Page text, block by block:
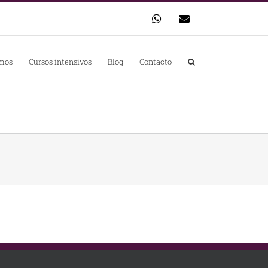
WhatsAppCorreo
electrónico
Cursos intensivos Blog Contacto